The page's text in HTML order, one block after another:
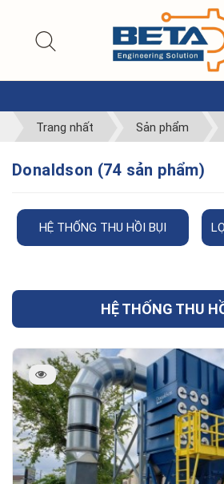
Trang nhất Sản phẩm
Donaldson (74 sản phẩm)
HỆ THỐNG THU HỒI BỤI
HỆ THỐNG THU